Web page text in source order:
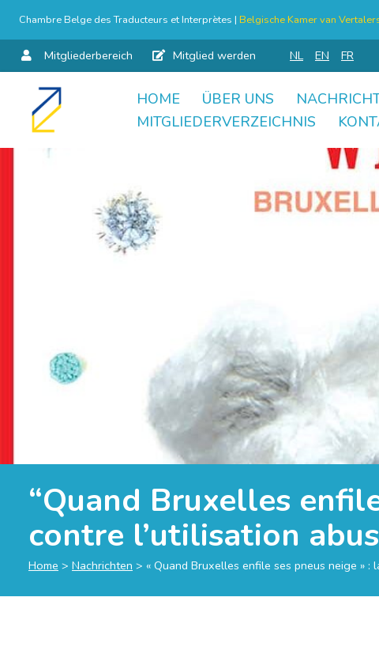
Chambre Belge des Traducteurs et Interprètes | Belgische Kamer van
Mitgliederbereich Mitglied werden NL EN FR
Skip
HOME ÜBER UNS
MITGLIEDERVERZEICHNIS
“Quand Bruxelles
contre l’utilisation
Home > Nachrichten > « Quand Bruxelles enfile ses pneus neige »